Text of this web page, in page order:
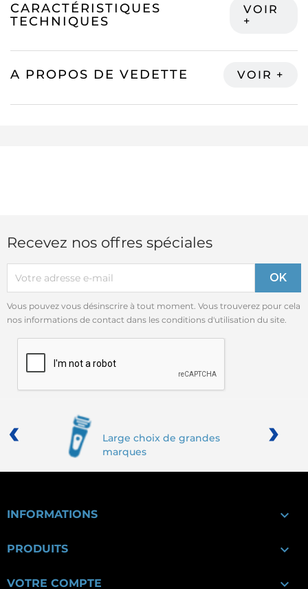
CARACTÉRISTIQUES
TECHNIQUES
A PROPOS DE VEDETTE
Recevez nos offres spéciales
Vous pouvez vous désinscrire à tout moment. Vous trouverez pour cela
nos informations de contact dans les conditions d'utilisation du site.
Large choix de grandes
marques
‹ ›
INFORMATIONS 
PRODUITS 
VOTRE COMPTE 